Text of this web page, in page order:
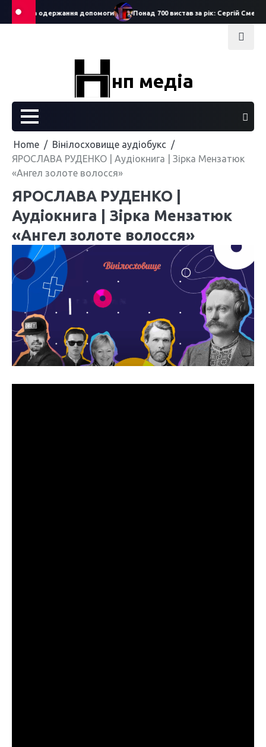
Skip
заяв на одержання допомоги Понад 700 вистав за рік: Сергій
нп медіа
Home
Вінілосховище аудіобукс
ЯРОСЛАВА РУДЕНКО | Аудіокнига | Зірка Мензатюк
«Ангел золоте волосся»
ЯРОСЛАВА РУДЕНКО |
Аудіокнига | Зірка Мензатюк
«Ангел золоте волосся»